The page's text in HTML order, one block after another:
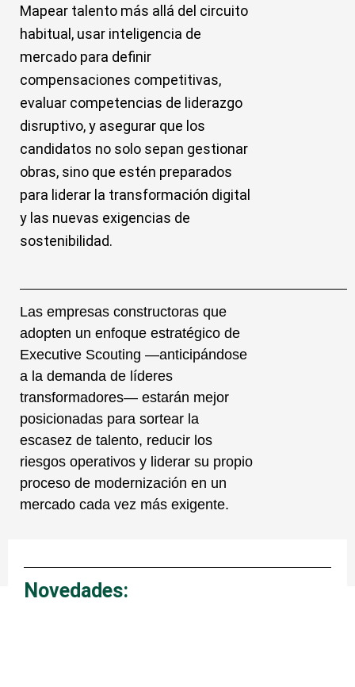
Mapear talento más allá del circuito
habitual, usar inteligencia de
mercado para definir
compensaciones competitivas,
evaluar competencias de liderazgo
disruptivo, y asegurar que los
candidatos no solo sepan gestionar
obras, sino que estén preparados
para liderar la transformación digital
y las nuevas exigencias de
sostenibilidad.
Las empresas constructoras que
adopten un enfoque estratégico de
Executive Scouting —anticipándose
a la demanda de líderes
transformadores— estarán mejor
posicionadas para sortear la
escasez de talento, reducir los
riesgos operativos y liderar su propio
proceso de modernización en un
mercado cada vez más exigente.
Novedades: